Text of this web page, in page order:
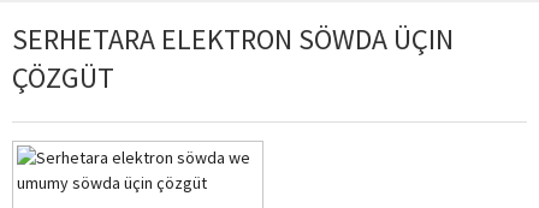
SERHETARA ELEKTRON SÖWDA ÜÇIN
ÇÖZGÜT